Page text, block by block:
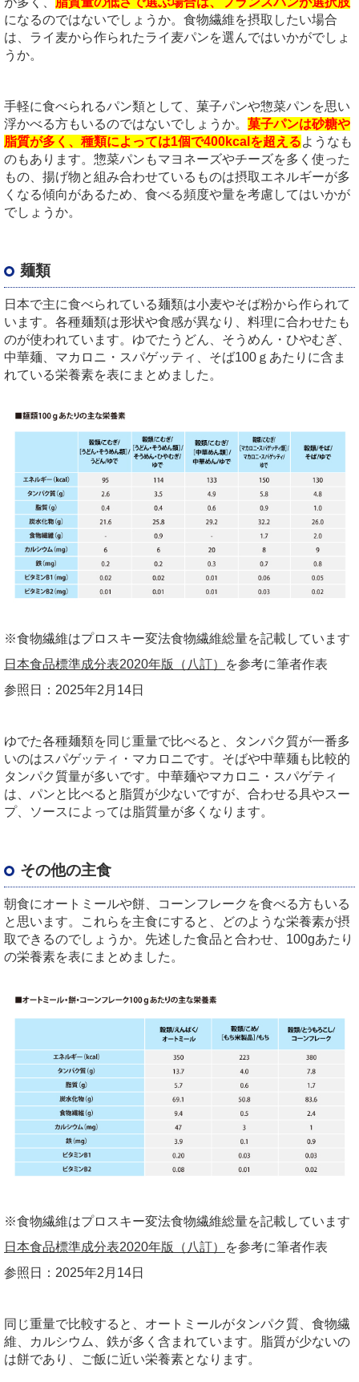
になるのではないでしょうか。食物繊維を摂取したい場合
は、ライ麦から作られたライ麦パンを選んではいかがでしょ
うか。
手軽に食べられるパン類として、菓子パンや惣菜パンを思い
浮かべる方もいるのではないでしょうか。 菓子パンは砂糖や
脂質が多く、種類によっては1個で400kcalを超えるようなも
のもあります。惣菜パンもマヨネーズやチーズを多く使った
もの、揚げ物と組み合わせているものは摂取エネルギーが多
くなる傾向があるため、食べる頻度や量を考慮してはいかが
でしょうか。
麺類
日本で主に食べられている麺類は小麦やそば粉から作られて
います。各種麺類は形状や食感が異なり、料理に合わせたも
のが使われています。ゆでたうどん、そうめん・ひやむぎ、
中華麺、マカロニ・スパゲッティ、そば100ｇあたりに含ま
れている栄養素を表にまとめました。
※食物繊維はプロスキー変法食物繊維総量を記載しています
日本食品標準成分表2020年版（八訂）
を参考に筆者作表
参照日：2025年2月14日
ゆでた各種麺類を同じ重量で比べると、タンパク質が一番多
いのはスパゲッティ・マカロニです。そばや中華麺も比較的
タンパク質量が多いです。中華麺やマカロニ・スパゲティ
は、パンと比べると脂質が少ないですが、合わせる具やスー
プ、ソースによっては脂質量が多くなります。
その他の主食
朝食にオートミールや餅、コーンフレークを食べる方もいる
と思います。これらを主食にすると、どのような栄養素が摂
取できるのでしょうか。先述した食品と合わせ、100gあたり
の栄養素を表にまとめました。
※食物繊維はプロスキー変法食物繊維総量を記載しています
日本食品標準成分表2020年版（八訂）
を参考に筆者作表
参照日：2025年2月14日
同じ重量で比較すると、オートミールがタンパク質、食物繊
維、カルシウム、鉄が多く含まれています。脂質が少ないの
は餅であり、ご飯に近い栄養素となります。